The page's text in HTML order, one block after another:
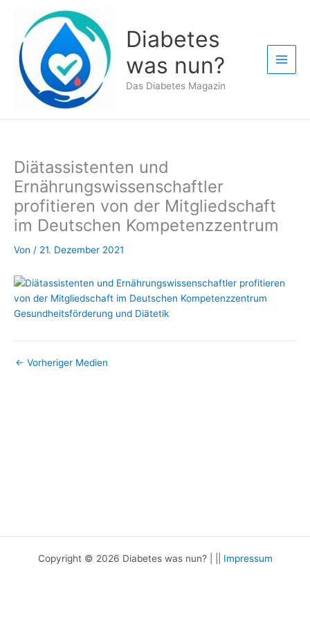
springen
Diabetes
was nun?
Das Diabetes Magazin
Diätassistenten und
Ernährungswissenschaftler
profitieren von der Mitgliedschaft
im Deutschen Kompetenzzentrum
Von / 21. Dezember 2021
← Vorheriger Medien
Copyright © 2026 Diabetes was nun? | || Impressum